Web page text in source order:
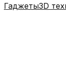
Гаджеты3D